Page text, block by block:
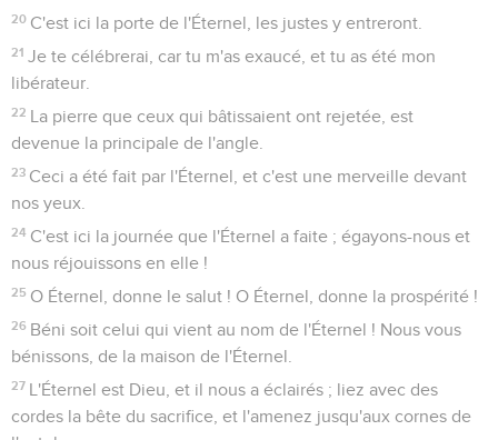
20 C'est ici la porte de l'Éternel, les justes y entreront.
21 Je te célébrerai, car tu m'as exaucé, et tu as été mon
libérateur.
22 La pierre que ceux qui bâtissaient ont rejetée, est
devenue la principale de l'angle.
23 Ceci a été fait par l'Éternel, et c'est une merveille devant
nos yeux.
24 C'est ici la journée que l'Éternel a faite ; égayons-nous et
nous réjouissons en elle !
25 O Éternel, donne le salut ! O Éternel, donne la prospérité !
26 Béni soit celui qui vient au nom de l'Éternel ! Nous vous
bénissons, de la maison de l'Éternel.
27 L'Éternel est Dieu, et il nous a éclairés ; liez avec des
cordes la bête du sacrifice, et l'amenez jusqu'aux cornes de